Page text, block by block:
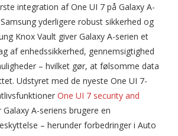
integration af One UI 7 på Galaxy A-
yderligere robust sikkerhed og
Knox Vault giver Galaxy A-serien et
af enhedssikkerhed, gennemsigtighed
– hvilket gør, at følsomme data
Udstyret med de nyeste One UI 7-
One UI 7 security and
Galaxy A-seriens brugere en
– herunder forbedringer i Auto